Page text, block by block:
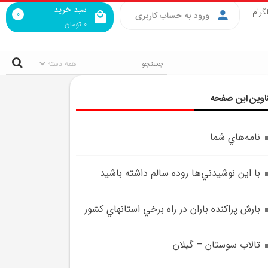
سبد خرید
0 تومان
0 ورود به حساب کاربری
این صفحه
نامه‌هاي شما
با اين نوشيدني‌ها روده سالم داشته باشيد
بارش پراکنده باران در راه برخي استانهاي کشور
تالاب سوستان – گيلان